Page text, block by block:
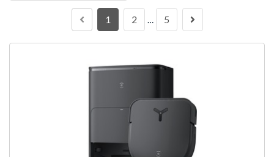
1 2 … 5